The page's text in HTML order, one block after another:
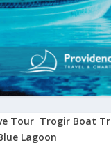
Tour Trogir Boat
Lagoon